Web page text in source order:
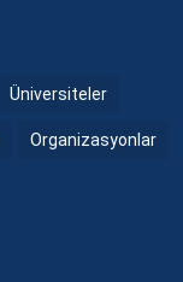
Üniversiteler
Organizasyonlar